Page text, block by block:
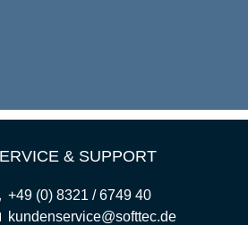
& SUPPORT
+49 (0) 8321 / 6749 40
kundenservice@softtec.de